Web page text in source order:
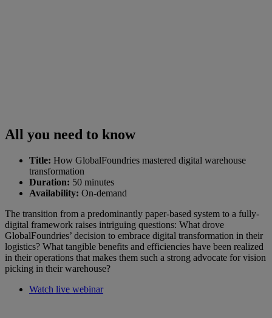
All you need to know
Title: How GlobalFoundries mastered digital warehouse
transformation
Duration: 50 minutes
Availability: On-demand
The transition from a predominantly paper-based system to a fully-
digital framework raises intriguing questions: What drove
GlobalFoundries’ decision to embrace digital transformation in their
logistics? What tangible benefits and efficiencies have been realized
in their operations that makes them such a strong advocate for vision
picking in their warehouse?
Watch live webinar